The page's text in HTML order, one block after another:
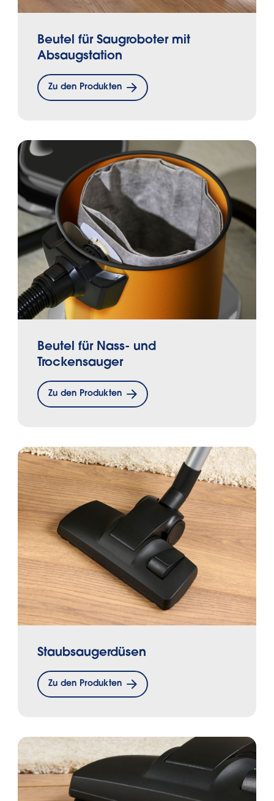
Beutel für Saugroboter mit
Absaugstation
Zu den Produkten
Beutel für Nass- und
Trockensauger
Zu den Produkten
Staubsaugerdüsen
Zu den Produkten